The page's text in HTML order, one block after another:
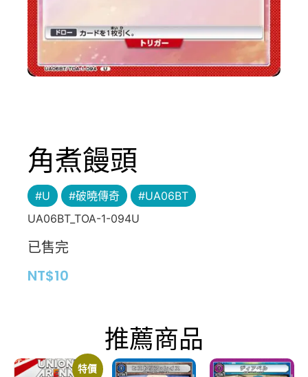
角煮饅頭
#U #破曉傳奇
#UA06BT
UA06BT_TOA-1-094U
已售完
NT$10
推薦商品
特價